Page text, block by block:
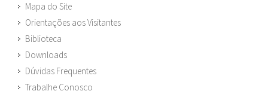
Mapa do Site
Orientações aos Visitantes
Biblioteca
Downloads
Dúvidas Frequentes
Trabalhe Conosco